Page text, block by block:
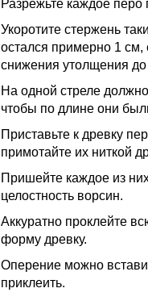
Разрежьте каждое
Укоротите стержень
остался примерно 1 см,
снижения утолщения
На одной стреле
чтобы по длине они
Приставьте к древку
примотайте их ниткой
Пришейте каждое из
целостность ворсин.
Аккуратно проклейте
форму древку.
Оперение можно
приклеить.